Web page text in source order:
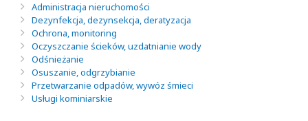
Administracja nieruchomości
Dezynfekcja, dezynsekcja, deratyzacja
Ochrona, monitoring
Oczyszczanie ścieków, uzdatnianie wody
Odśnieżanie
Osuszanie, odgrzybianie
Przetwarzanie odpadów, wywóz śmieci
Usługi kominiarskie